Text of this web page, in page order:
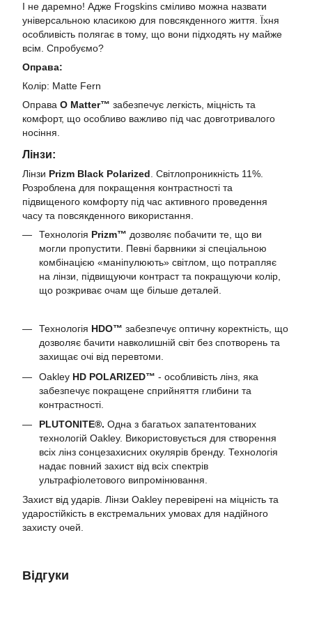
І не даремно! Адже Frogskins сміливо можна назвати
універсальною класикою для повсякденного життя. Їхня
особливість полягає в тому, що вони підходять ну майже
всім. Спробуємо?
Оправа:
Колір: Matte Fern
Оправа O Matter™ забезпечує легкість, міцність та
комфорт, що особливо важливо під час довготривалого
носіння.
Лінзи:
Лінзи Prizm Black Polarized . Світлопроникність 11%.
Розроблена для покращення контрастності та
підвищеного комфорту під час активного проведення
часу та повсякденного використання.
Технологія Prizm™ дозволяє побачити те, що ви
могли пропустити. Певні барвники зі спеціальною
комбінацією «маніпулюють» світлом, що потрапляє
на лінзи, підвищуючи контраст та покращуючи колір,
що розкриває очам ще більше деталей.
Технологія HDO™ забезпечує оптичну коректність, що
дозволяє бачити навколишній світ без спотворень та
захищає очі від перевтоми.
Oakley HD POLARIZED™ - особливість лінз, яка
забезпечує покращене сприйняття глибини та
контрастності.
PLUTONITE®. Одна з багатьох запатентованих
технологій Oakley. Використовується для створення
всіх лінз сонцезахисних окулярів бренду. Технологія
надає повний захист від всіх спектрів
ультрафіолетового випромінювання.
Захист від ударів. Лінзи Oakley перевірені на міцність та
ударостійкість в екстремальних умовах для надійного
захисту очей.
Відгуки